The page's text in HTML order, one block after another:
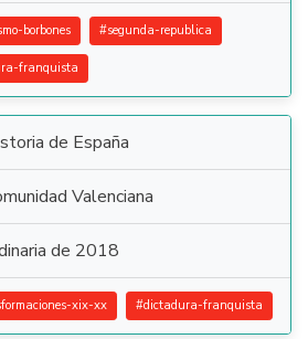
borbones #segunda-republica
franquista
de España
Valenciana
de 2018
xix-xx #dictadura-franquista